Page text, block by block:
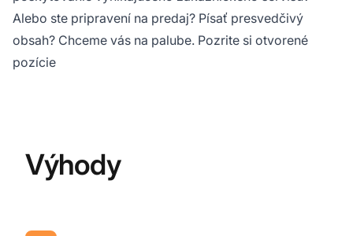
Alebo ste pripravení na predaj? Písať presvedčivý
obsah? Chceme vás na palube. Pozrite si otvorené
pozície
Výhody